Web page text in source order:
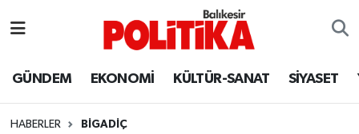
GÜNDEM EKONOMİ KÜLTÜR-SANAT SİYASET
HABERLER BIGADIÇ
Ayvalık
Balıkesir Hava Durumu